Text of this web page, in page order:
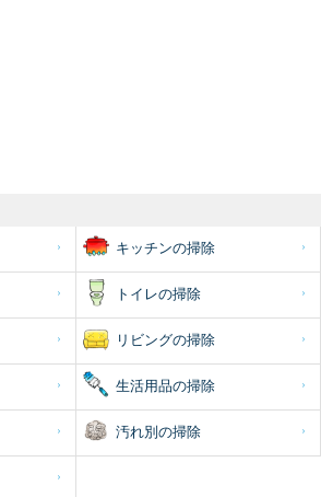
キッチンの掃除
トイレの掃除
リビングの掃除
生活用品の掃除
汚れ別の掃除